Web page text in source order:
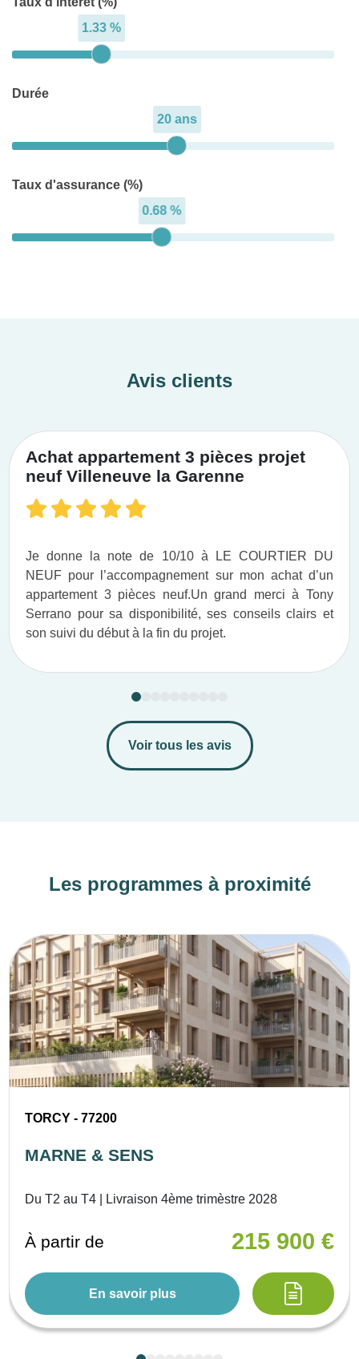
1.33 %
Durée
20 ans
Taux d'assurance (%)
0.68 %
Avis clients
Achat appartement 3 pièces projet
neuf Villeneuve la Garenne
Je donne la note de 10/10 à LE COURTIER DU
NEUF pour l’accompagnement sur mon achat d’un
appartement 3 pièces neuf.​ Un grand merci à Tony
Serrano pour sa disponibilité, ses conseils clairs et
son suivi du début à la fin du projet.​
Voir tous les avis
Les programmes à proximité
TORCY - 77200
MARNE & SENS
Du T2 au T4 | Livraison 4ème trimèstre 2028
À partir de 215 900 €
En savoir plus